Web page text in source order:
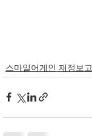
스마일어게인 재정보고